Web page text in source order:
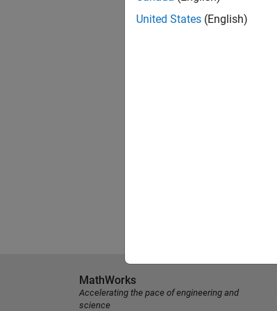
United States (English)
MathWorks
Accelerating the pace of engineering and
science